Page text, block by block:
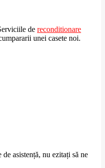
de reconditionare
unei casete noi.
asistență, nu ezitați să ne